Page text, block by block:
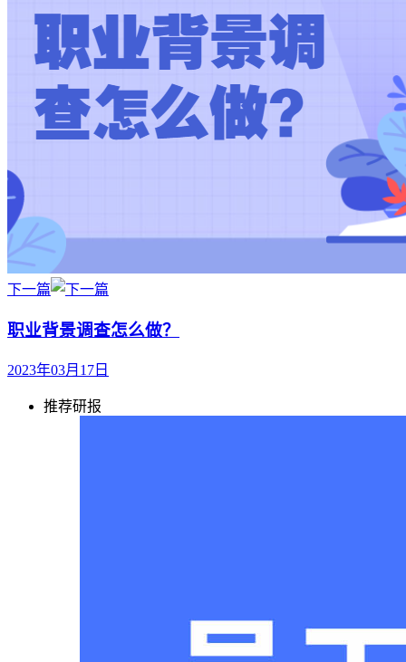
下一篇
职业背景调查怎么做？
2023年03月17日
推荐研报